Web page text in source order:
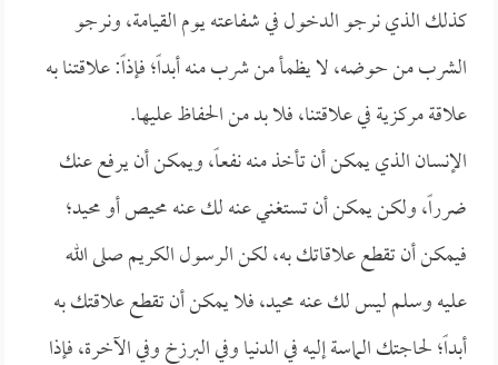
كذلك الذي نرجو الدخول في شفاعته يوم القيامة، ونرجو
الشرب من حوضه، لا يظمأ من شرب منه أبداً؛ فإذاً: علاقتنا به
علاقة مركزية في علاقتنا، فلا بد من الحفاظ عليها.
الإنسان الذي يمكن أن تأخذ منه نفعاً، ويمكن أن يرفع عنك
ضرراً، ولكن يمكن أن تستغني عنه لك عنه محيص أو محيد؛
فيمكن أن تقطع علاقاتك به، لكن الرسول الكريم صلى الله
عليه وسلم ليس لك عنه محيد، فلا يمكن أن تقطع علاقتك به
أبداً؛ لحاجتك الماسة إليه في الدنيا وفي البرزخ وفي الآخرة، فإذا